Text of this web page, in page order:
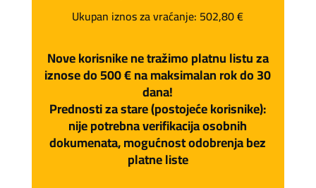
Ukupan iznos za vraćanje: 502,80 €
Nove korisnike ne tražimo platnu listu za
iznose do 500 € na maksimalan rok do 30
dana!
Prednosti za stare (postojeće korisnike):
nije potrebna verifikacija osobnih
dokumenata, mogućnost odobrenja bez
platne liste